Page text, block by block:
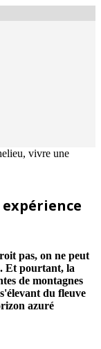
vivre une
pas, on ne peut
Et pourtant, la
de montagnes
du fleuve
azuré